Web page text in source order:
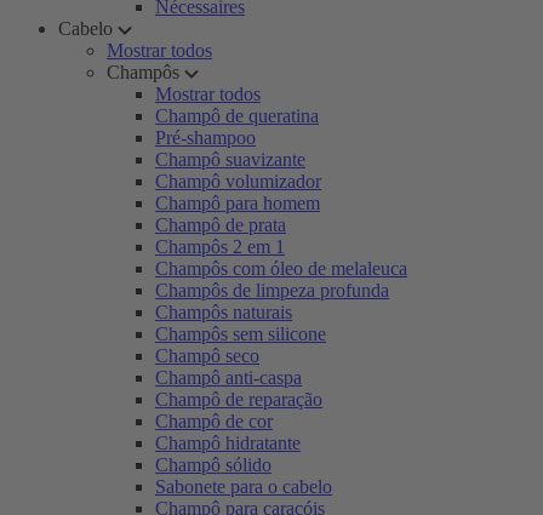
Nécessaires
Cabelo
Mostrar todos
Champôs
Mostrar todos
Champô de queratina
Pré-shampoo
Champô suavizante
Champô volumizador
Champô para homem
Champô de prata
Champôs 2 em 1
Champôs com óleo de melaleuca
Champôs de limpeza profunda
Champôs naturais
Champôs sem silicone
Champô seco
Champô anti-caspa
Champô de reparação
Champô de cor
Champô hidratante
Champô sólido
Sabonete para o cabelo
Champô para caracóis